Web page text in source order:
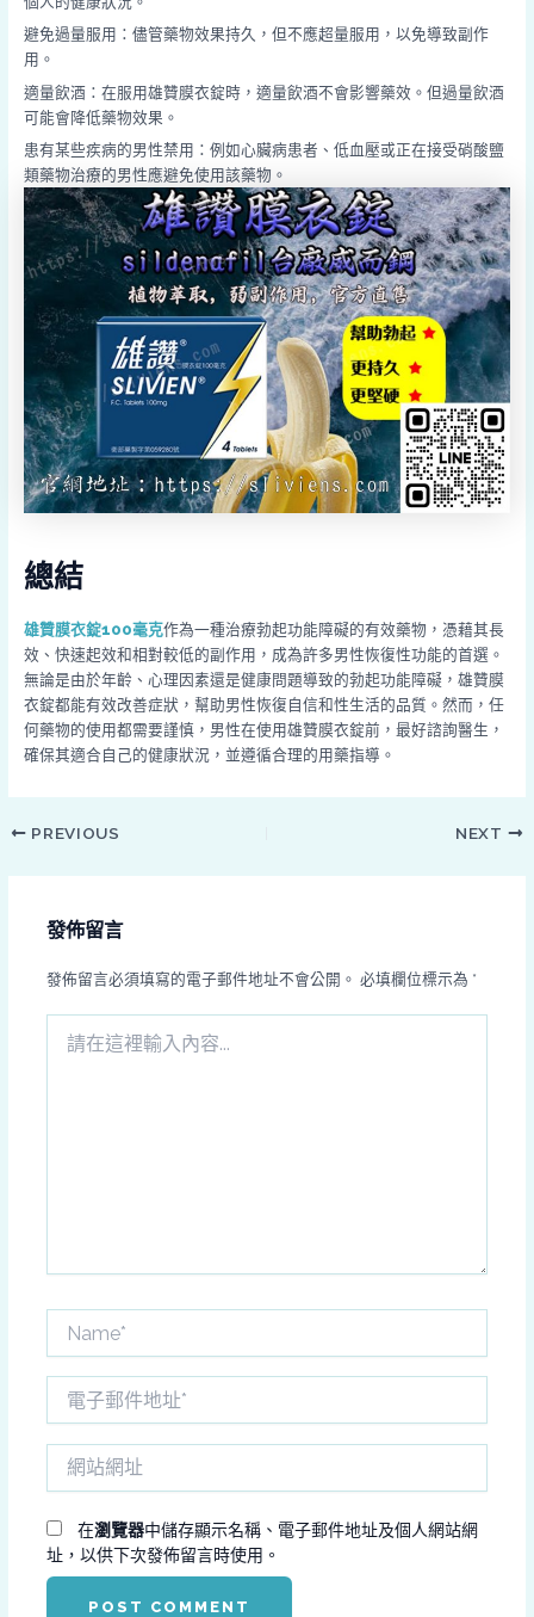
避免過量服用：儘管藥物效果持久，但不應超量服用，以免導致副作
用。
適量飲酒：在服用雄贊膜衣錠時，適量飲酒不會影響藥效。但過量飲酒
可能會降低藥物效果。
患有某些疾病的男性禁用：例如心臟病患者、低血壓或正在接受硝酸鹽
類藥物治療的男性應避免使用該藥物。
總結
雄贊膜衣錠100毫克作為一種治療勃起功能障礙的有效藥物，憑藉其長
效、快速起效和相對較低的副作用，成為許多男性恢復性功能的首選。
無論是由於年齡、心理因素還是健康問題導致的勃起功能障礙，雄贊膜
衣錠都能有效改善症狀，幫助男性恢復自信和性生活的品質。然而，任
何藥物的使用都需要謹慎，男性在使用雄贊膜衣錠前，最好諮詢醫生，
確保其適合自己的健康狀況，並遵循合理的用藥指導。
PREVIOUS NEXT
發佈留言
發佈留言必須填寫的電子郵件地址不會公開。 必填欄位標示為 *
*址
在瀏覽器中儲存顯示名稱、電子郵件地址及個人網站網
址，以供下次發佈留言時使用。